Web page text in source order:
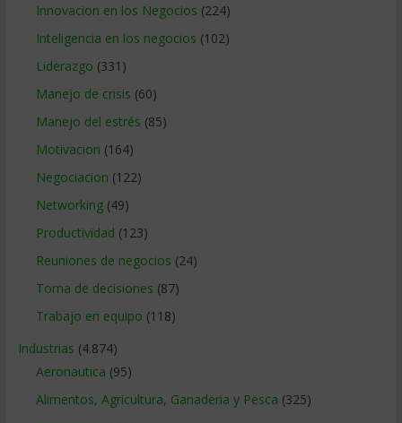
Innovacion en los Negocios (224)
Inteligencia en los negocios (102)
Liderazgo (331)
Manejo de crisis (60)
Manejo del estrés (85)
Motivacion (164)
Negociacion (122)
Networking(49)
Productividad (123)
Reuniones de negocios (24)
Toma de decisiones (87)
Trabajo en equipo (118)
Industrias (4.874)
Aeronautica (95)
Alimentos, Agricultura, Ganaderia y Pesca (325)